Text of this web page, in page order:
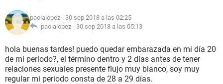
NUTRICIÓN
BIENESTAR
SEXUALIDAD
paolalopez - 30 sep 2018 a las 02:25
paolalopez - 30 sep 2018 a las 05:13
hola buenas tardes! puedo quedar embarazada en mi día 20
de mi período?, el término dentro y 2 días antes de tener
relaciones sexuales presente flujo muy blanco, soy muy
regular mi periodo consta de 28 a 29 días.